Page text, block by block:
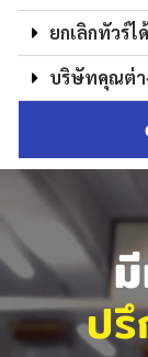
ยกเลิกทัวร์ไ
บริษัทคุณต่า
ปรึ